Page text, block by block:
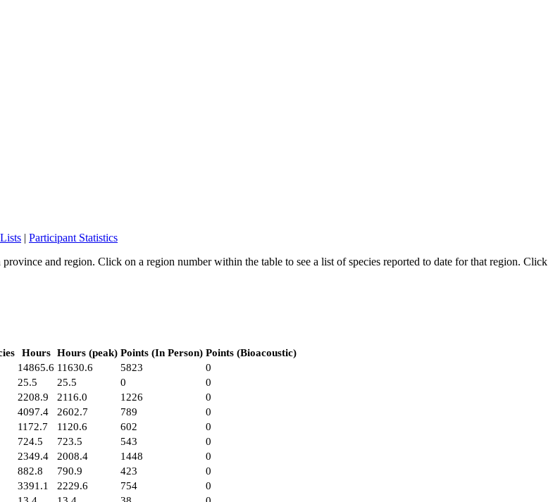
| Participant Statistics
and region. Click on a region number within the table to see a list of species reported to date for that region. Click
Hours Hours (peak) Points (In Person) Points (Bioacoustic)
14865.6 11630.6 5823
0
25.5 25.5 0
0
2208.9 2116.0 1226
0
4097.4 2602.7 789
0
1172.7 1120.6 602
0
724.5 723.5 543
0
2349.4 2008.4 1448
0
882.8 790.9 423
0
3391.1 2229.6 754
0